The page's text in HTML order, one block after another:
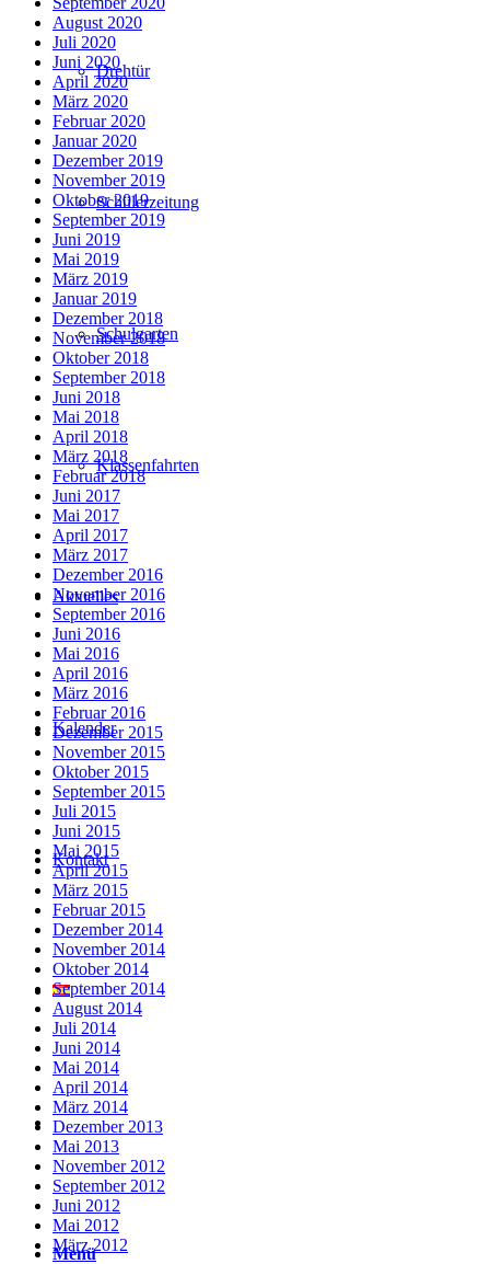
Drehtür
Schülerzeitung
Schulgarten
Klassenfahrten
Aktuelles
Kalender
Kontakt
Suche
MenüMenü
August 2020
Juli 2020
Juni 2020
April 2020
März 2020
Februar 2020
Januar 2020
Dezember 2019
November 2019
Oktober 2019
September 2019
Juni 2019
Mai 2019
März 2019
Januar 2019
Dezember 2018
November 2018
Oktober 2018
September 2018
Juni 2018
Mai 2018
April 2018
März 2018
Februar 2018
Juni 2017
Mai 2017
April 2017
März 2017
Dezember 2016
November 2016
September 2016
Juni 2016
Mai 2016
April 2016
März 2016
Februar 2016
Dezember 2015
November 2015
Oktober 2015
September 2015
Juli 2015
Juni 2015
Mai 2015
April 2015
März 2015
Februar 2015
Dezember 2014
November 2014
Oktober 2014
September 2014
August 2014
Juli 2014
Juni 2014
Mai 2014
April 2014
März 2014
Dezember 2013
Mai 2013
November 2012
September 2012
Juni 2012
Mai 2012
März 2012